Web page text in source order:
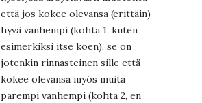
että jos kokee olevansa (erittäin)
hyvä vanhempi (kohta 1, kuten
esimerkiksi itse koen), se on
jotenkin rinnasteinen sille että
kokee olevansa myös muita
parempi vanhempi (kohta 2, en